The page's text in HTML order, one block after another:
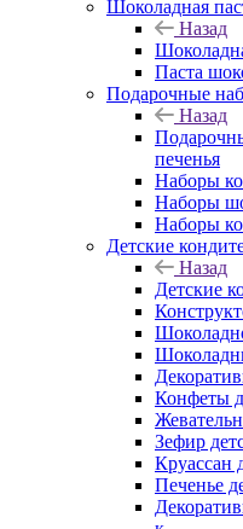
Шоколадная
Назад
Паста
Подарочные
Назад
печенья
Наборы
Наборы
Наборы
Детские
Назад
Детские
Конфеты
Зефир
Круассан
Печенье